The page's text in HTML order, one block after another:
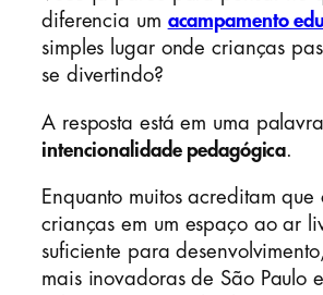
diferencia um acampamento
simples lugar onde crianças
se divertindo?
A resposta está em uma
intencionalidade pedagógica
Enquanto muitos acreditam que
crianças em um espaço ao ar
suficiente para
mais inovadoras de São Paulo